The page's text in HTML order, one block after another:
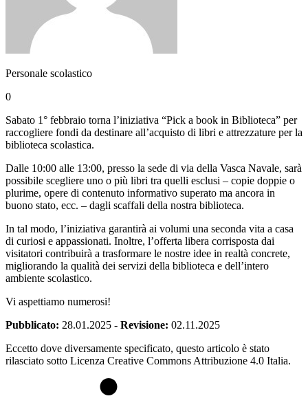
Personale scolastico
0
Sabato 1° febbraio torna l’iniziativa “Pick a book in Biblioteca” per
raccogliere fondi da destinare all’acquisto di libri e attrezzature per la
biblioteca scolastica.
Dalle 10:00 alle 13:00, presso la sede di via della Vasca Navale, sarà
possibile scegliere uno o più libri tra quelli esclusi – copie doppie o
plurime, opere di contenuto informativo superato ma ancora in
buono stato, ecc. – dagli scaffali della nostra biblioteca.
In tal modo, l’iniziativa garantirà ai volumi una seconda vita a casa
di curiosi e appassionati. Inoltre, l’offerta libera corrisposta dai
visitatori contribuirà a trasformare le nostre idee in realtà concrete,
migliorando la qualità dei servizi della biblioteca e dell’intero
ambiente scolastico.
Vi aspettiamo numerosi!
Pubblicato: 28.01.2025 - Revisione: 02.11.2025
Eccetto dove diversamente specificato, questo articolo è stato
rilasciato sotto Licenza Creative Commons Attribuzione 4.0 Italia.